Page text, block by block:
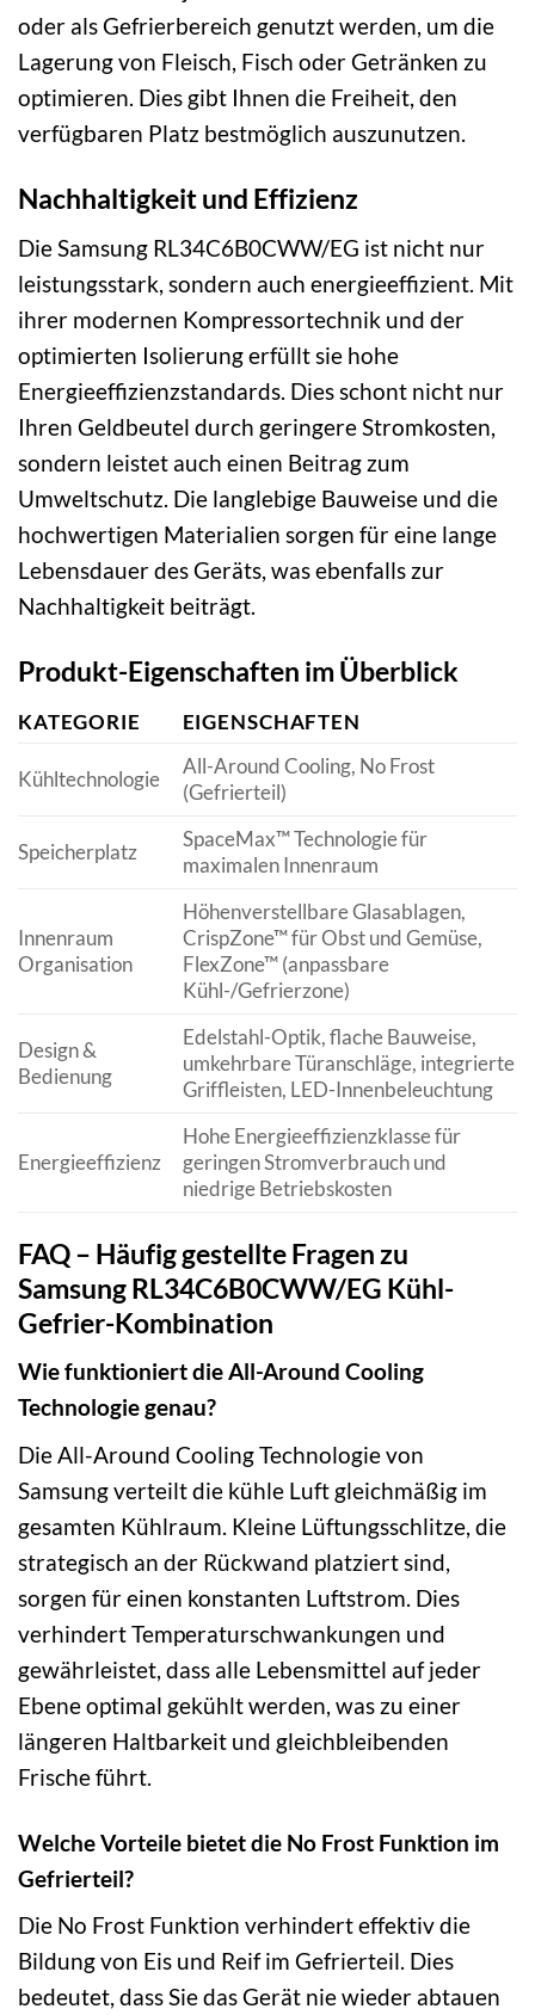
oder als Gefrierbereich genutzt werden, um die
Lagerung von Fleisch, Fisch oder Getränken zu
optimieren. Dies gibt Ihnen die Freiheit, den
verfügbaren Platz bestmöglich auszunutzen.
Nachhaltigkeit und Effizienz
Die Samsung RL34C6B0CWW/EG ist nicht nur
leistungsstark, sondern auch energieeffizient. Mit
ihrer modernen Kompressortechnik und der
optimierten Isolierung erfüllt sie hohe
Energieeffizienzstandards. Dies schont nicht nur
Ihren Geldbeutel durch geringere Stromkosten,
sondern leistet auch einen Beitrag zum
Umweltschutz. Die langlebige Bauweise und die
hochwertigen Materialien sorgen für eine lange
Lebensdauer des Geräts, was ebenfalls zur
Nachhaltigkeit beiträgt.
Produkt-Eigenschaften im Überblick
KATEGORIE EIGENSCHAFTEN
Kühltechnologie
All-Around Cooling, No Frost
(Gefrierteil)
Speicherplatz
SpaceMax™ Technologie für
maximalen Innenraum
Innenraum
Organisation
Höhenverstellbare Glasablagen,
CrispZone™ für Obst und Gemüse,
FlexZone™ (anpassbare
Kühl-/Gefrierzone)
Design &
Bedienung
Edelstahl-Optik, flache Bauweise,
umkehrbare Türanschläge, integrierte
Griffleisten, LED-Innenbeleuchtung
Energieeffizienz
Hohe Energieeffizienzklasse für
geringen Stromverbrauch und
niedrige Betriebskosten
FAQ – Häufig gestellte Fragen zu
Samsung RL34C6B0CWW/EG Kühl-
Gefrier-Kombination
Wie funktioniert die All-Around Cooling
Technologie genau?
Die All-Around Cooling Technologie von
Samsung verteilt die kühle Luft gleichmäßig im
gesamten Kühlraum. Kleine Lüftungsschlitze, die
strategisch an der Rückwand platziert sind,
sorgen für einen konstanten Luftstrom. Dies
verhindert Temperaturschwankungen und
gewährleistet, dass alle Lebensmittel auf jeder
Ebene optimal gekühlt werden, was zu einer
längeren Haltbarkeit und gleichbleibenden
Frische führt.
Welche Vorteile bietet die No Frost Funktion im
Gefrierteil?
Die No Frost Funktion verhindert effektiv die
Bildung von Eis und Reif im Gefrierteil. Dies
bedeutet, dass Sie das Gerät nie wieder abtauen